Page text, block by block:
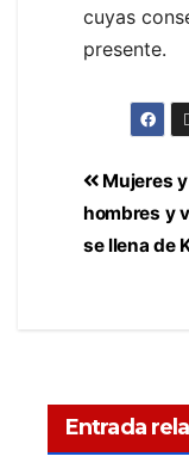
cuyas
presente.
Mujeres y
hombres y
se llena de
Entrada